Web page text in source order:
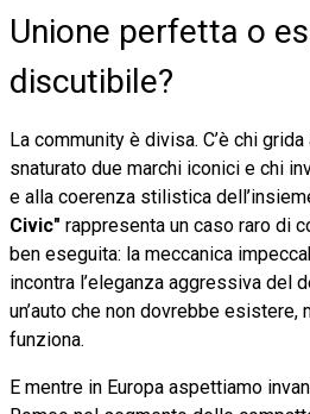
Unione perfetta o
discutibile?
La community è divisa. C’è chi
snaturato due marchi iconici e chi
e alla coerenza stilistica
Civic" rappresenta un caso raro di
ben eseguita: la meccanica
incontra l’eleganza aggressiva del
un’auto che non dovrebbe esistere,
funziona.
E mentre in Europa aspettiamo